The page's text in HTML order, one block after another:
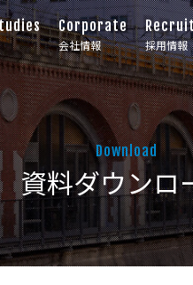
Corporate
会社情報 採用情報
Download
資料ダウンロ